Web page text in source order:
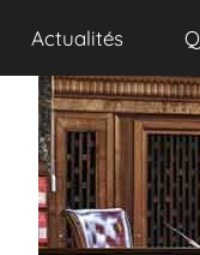
Actualités